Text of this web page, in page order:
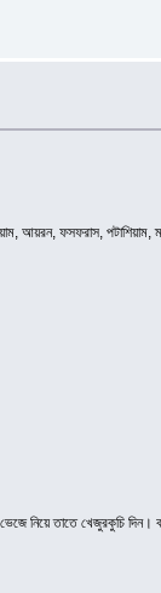
ফসফরাস, পটাশিয়াম,
নিয়ে তাতে খেজুরকুচি